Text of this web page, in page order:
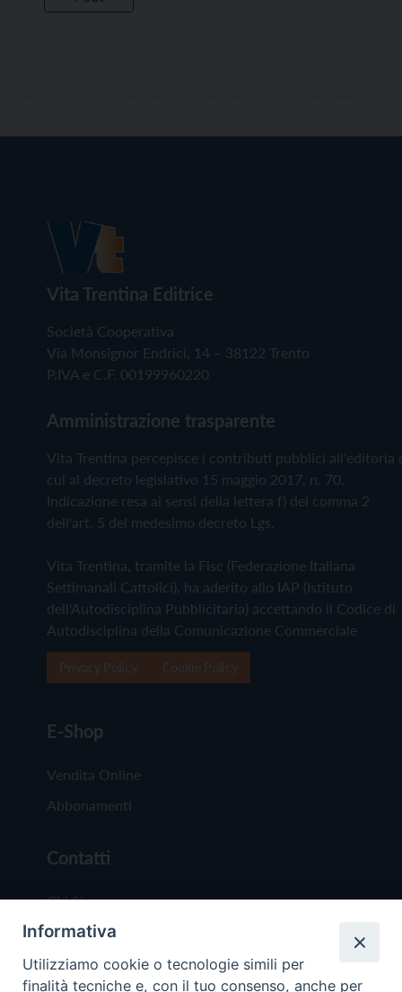
Vita Trentina Editrice
Società Cooperativa
Via Monsignor Endrici, 14 – 38122 Trento
P.IVA e C.F. 00199960220
Amministrazione trasparente
Vita Trentina percepisce i contributi pubblici all'editoria
cui al decreto legislativo 15 maggio 2017, n. 70.
Indicazione resa ai sensi della lettera f) del comma 2
dell'art. 5 del medesimo decreto Lgs.
Vita Trentina, tramite la Fisc (Federazione Italiana
Settimanali Cattolici), ha aderito allo IAP (Istituto
dell'Autodisciplina Pubblicitaria) accettando il Codice di
Autodisciplina della Comunicazione Commerciale
E-Shop
Vendita Online
Abbonamenti
Contatti
Chi Siamo
Redazione
Scrivici
Informativa
Utilizziamo cookie o tecnologie simili per
finalità tecniche e, con il tuo consenso, anche per